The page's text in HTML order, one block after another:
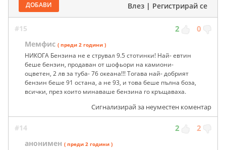
ДОБАВИ Влез | Регистрирай се
#15 2 0
Мемфис ( преди 2 години )
НИКОГА Бензина не е струвал 9.5 стотинки! Най- евтин
беше бензин, продаван от шофьори на камиони-
оцветен, 2 лв за туба- 76 океана!!! Тогава най- добрият
бензин беше 91 остана, а не 93, и това беше пълна боза,
всички, през които минаваше бензина го кръщаваха.
Сигнализирай за неуместен коментар
#14 2 2
анонимен ( преди 2 години )